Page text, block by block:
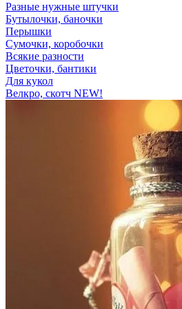
Разные нужные штучки
Бутылочки, баночки
Перышки
Сумочки, коробочки
Всякие разности
Цветочки, бантики
Для кукол
Велкро, скотч NEW!